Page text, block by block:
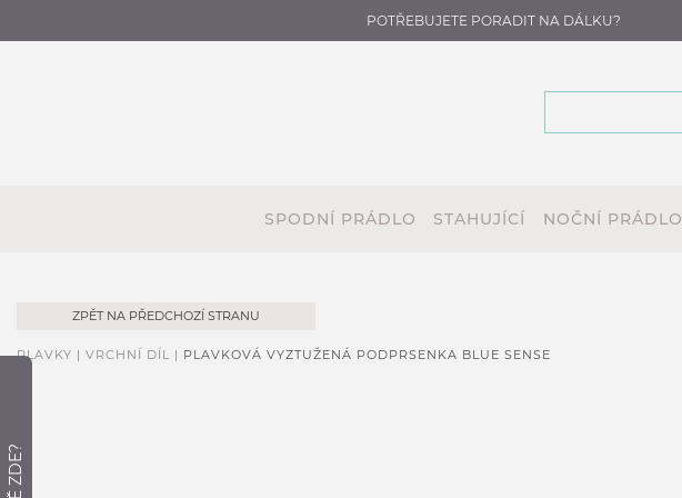
POTŘEBUJETE PORADIT NA DÁLKU?
SPODNÍ PRÁDLO STAHUJÍCÍ NOČNÍ PRÁDLO
ZPĚT NA PŘEDCHOZÍ STRANU
PLAVKY | VRCHNÍ DÍL | PLAVKOVÁ VYZTUŽENÁ PODPRSENKA BLUE SENSE